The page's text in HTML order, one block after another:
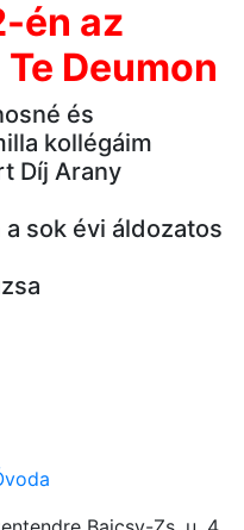
én az
Deumon
és
kollégáim
Díj Arany
sok évi áldozatos